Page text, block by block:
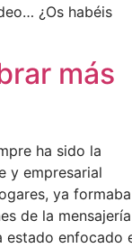
¿Os habéis
más
ha sido la
y empresarial
ya formaba
de la mensajería
estado enfocado